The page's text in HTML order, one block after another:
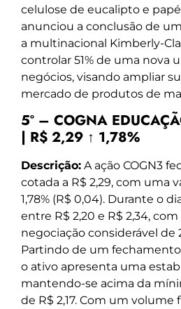
celulose de eucalipto e
anunciou a conclusão de
a multinacional Kimberly-
controlar 51% de uma nova
negócios, visando ampliar
mercado de produtos de
5º – COGNA
| R$ 2,29 ↑ 1,78%
Descrição: A ação COGN3
cotada a R$ 2,29, com uma
1,78% (R$ 0,04). Durante o
entre R$ 2,20 e R$ 2,34,
negociação considerável de
Partindo de um fechamento
o ativo apresenta uma
mantendo-se acima da
de R$ 2,17. Com um